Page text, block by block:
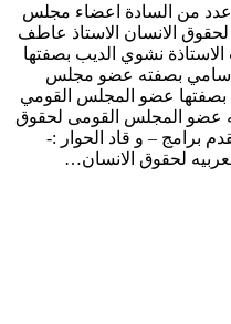
عدد من السادة اعضاء مجلس
الانسان الاستاذ عاطف
نشوي الديب بصفتها
سامي بصفته عضو مجلس
بصفتها عضو المجلس القومي
عضو المجلس القومى لحقوق
برامج – و قاد الحوار :-
لحقوق الانسان…